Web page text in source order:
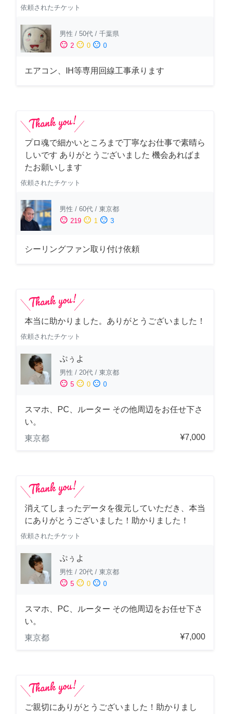
依頼されたチケット
男性 / 50代 / 千葉県
sentiment_satisfied 2 sentiment_neutral 0 sentiment_dissatisfied 0
エアコン、IH等専用回線工事承ります
プロ魂で細かいところまで丁寧なお仕事で素晴ら
しいです ありがとうございました 機会あればま
たお願いします
依頼されたチケット
男性 / 60代 / 東京都
sentiment_satisfied 219 sentiment_neutral 1 sentiment_dissatisfied 3
シーリングファン取り付け依頼
本当に助かりました。ありがとうございました！
依頼されたチケット
ぷぅよ
男性 / 20代 / 東京都
sentiment_satisfied 5 sentiment_neutral 0 sentiment_dissatisfied 0
スマホ、PC、ルーター その他周辺をお任せ下さ
い。
東京都
¥7,000
消えてしまったデータを復元していただき、本当
にありがとうございました！助かりました！
依頼されたチケット
ぷぅよ
男性 / 20代 / 東京都
sentiment_satisfied 5 sentiment_neutral 0 sentiment_dissatisfied 0
スマホ、PC、ルーター その他周辺をお任せ下さ
い。
東京都
¥7,000
ご親切にありがとうございました！助かりまし